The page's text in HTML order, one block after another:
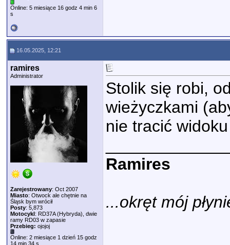
Online: 5 miesiące 16 godz 4 min 6
s
16.05.2025, 12:21
ramires
Administrator
Zarejestrowany: Oct 2007
Miasto: Otwock ale chętnie na
Śląsk bym wrócił
Posty: 5,873
Motocykl: RD37A (Hybryda), dwie
ramy RD03 w zapasie
Przebieg: ojojoj
Online: 2 miesiące 1 dzień 15 godz
14 min 34 s
Stolik się robi,
wieżyczkami
nie tracić
Ramires
...okręt mój